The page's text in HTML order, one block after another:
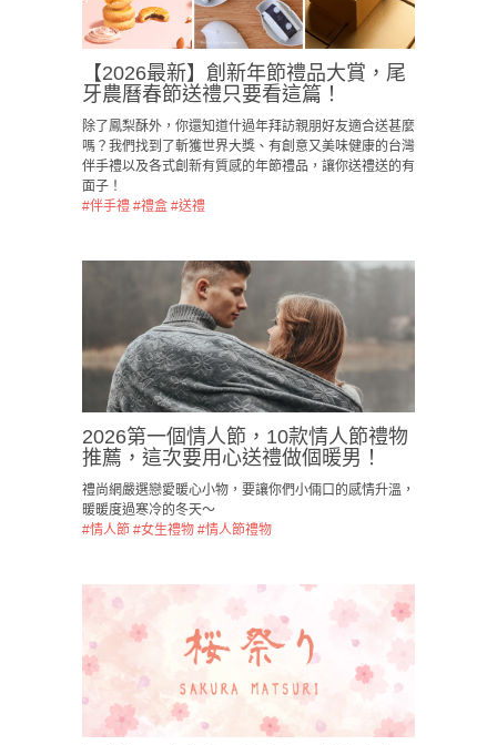
【2026最新】創新年節禮品大賞，尾
牙農曆春節送禮只要看這篇！
除了鳳梨酥外，你還知道什過年拜訪親朋好友適合送甚麼
嗎？我們找到了斬獲世界大獎、有創意又美味健康的台灣
伴手禮以及各式創新有質感的年節禮品，讓你送禮送的有
面子！
#伴手禮 #禮盒 #送禮
2026第一個情人節，10款情人節禮物
推薦，這次要用心送禮做個暖男！
禮尚網嚴選戀愛暖心小物，要讓你們小倆口的感情升溫，
暖暖度過寒冷的冬天～
#情人節 #女生禮物 #情人節禮物